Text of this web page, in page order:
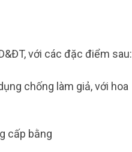
với các đặc điểm sau:​
chống làm giả, với hoa
cấp bằng